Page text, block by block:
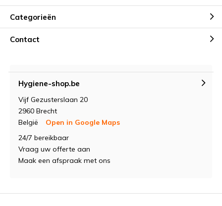
Categorieën
Contact
Hygiene-shop.be
Vijf Gezusterslaan 20
2960 Brecht
België
Open in Google Maps
24/7 bereikbaar
Vraag uw offerte aan
Maak een afspraak met ons